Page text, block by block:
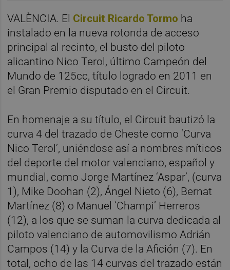
VALÈNCIA. El Circuit Ricardo Tormo ha
instalado en la nueva rotonda de acceso
principal al recinto, el busto del piloto
alicantino Nico Terol, último Campeón del
Mundo de 125cc, título logrado en 2011 en
el Gran Premio disputado en el Circuit.
En homenaje a su título, el Circuit bautizó la
curva 4 del trazado de Cheste como ‘Curva
Nico Terol’, uniéndose así a nombres míticos
del deporte del motor valenciano, español y
mundial, como Jorge Martínez ‘Aspar’, (curva
1), Mike Doohan (2), Ángel Nieto (6), Bernat
Martínez (8) o Manuel ‘Champi’ Herreros
(12), a los que se suman la curva dedicada al
piloto valenciano de automovilismo Adrián
Campos (14) y la Curva de la Afición (7). En
total, ocho de las 14 curvas del trazado están